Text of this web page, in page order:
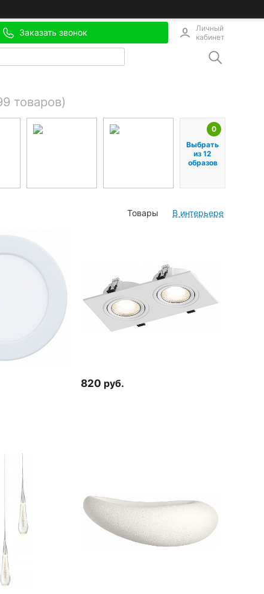
Заказать звонок
Личный
кабинет
товаров)
0
Выбрать
из 12
образов
Товары В интерьере
820 руб.